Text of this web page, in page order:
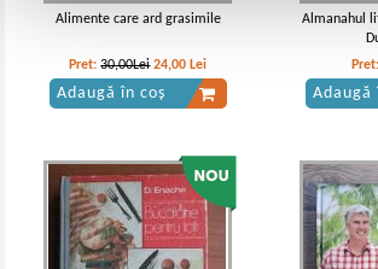
Alimente care ard grasimile
Pret:30,00Lei 24,00 Lei
Adaugă în coș
Almanahul
Adaugă